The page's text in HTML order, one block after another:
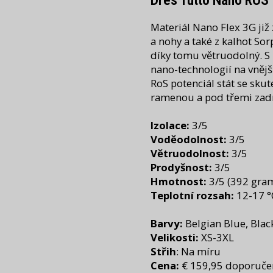
Materiál Nano Flex 3G
a nohy a také z kalhot
díky tomu větruodolný.
nano-technologií na
RoS potenciál stát se
ramenou a pod třemi
Izolace: 3/5
Voděodolnost: 3/5
Větruodolnost: 3/5
Prodyšnost: 3/5
Hmotnost: 3/5 (392
Teplotní rozsah: 12-17
Barvy: Belgian Blue,
Velikosti: XS-3XL
Střih: Na míru
Cena: € 159,95